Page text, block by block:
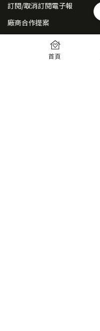
訂閱/取消訂閱電子報
廠商合作提案
首頁